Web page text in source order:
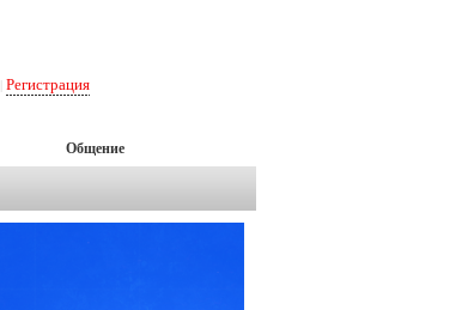
Регистрация
Общение